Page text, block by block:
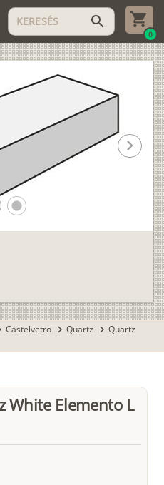
search
0
lens
chevron_right
Castelvetro chevron_right Quartz chevron_right Quartz
White Elemento L